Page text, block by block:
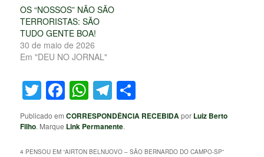
OS “NOSSOS” NÃO SÃO
TERRORISTAS: SÃO
TUDO GENTE BOA!
30 de maio de 2026
Em "DEU NO JORNAL"
Twitter
Facebook
WhatsApp
Telegram
Publicado emCORRESPONDÊNCIA RECEBIDApor Luiz Berto
Filho. Marque Link Permanente.
4 PENSOU EM “AIRTON BELNUOVO – SÃO BERNARDO DO CAMPO-SP”